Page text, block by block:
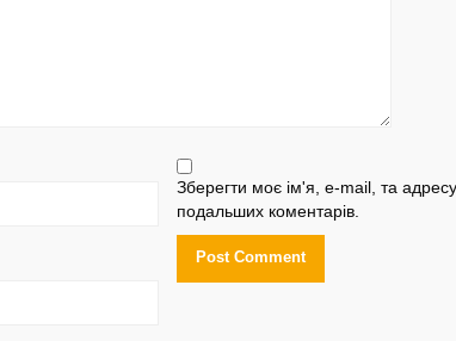
Зберегти моє ім'я, e-mail, та
подальших коментарів.